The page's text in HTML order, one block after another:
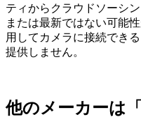
ティからクラウドソーシ
または最新ではない可能
用してカメラに接続でき
提供しません。
他のメーカーは